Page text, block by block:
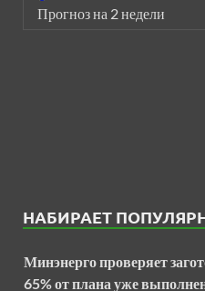
Прогноз на 2 недели
НАБИРАЕТ
Минэнерго проверяет
65% от плана уже